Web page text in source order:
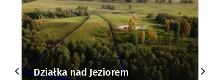
Działki budowlane nad Jeziorem